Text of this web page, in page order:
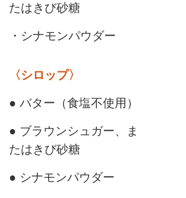
たはきび砂糖
・シナモンパウダー
〈シロップ〉
● バター（食塩不使用）
● ブラウンシュガー、ま
たはきび砂糖
● シナモンパウダー